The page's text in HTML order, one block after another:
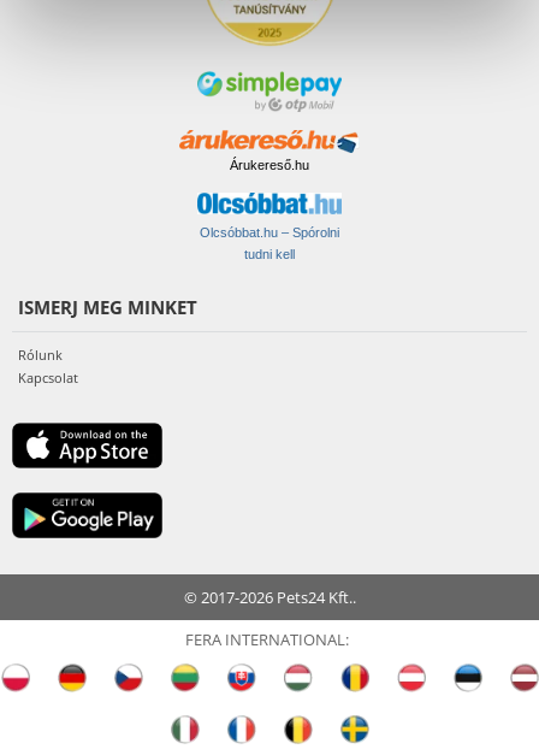
Árukereső.hu
Olcsóbbat.hu – Spórolni
tudni kell
ISMERJ MEG MINKET
Rólunk
Kapcsolat
© 2017-2026 Pets24 Kft..
FERA INTERNATIONAL: